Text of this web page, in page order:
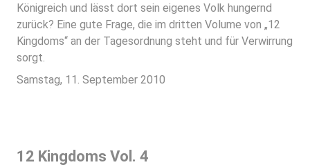
Königreich und lässt dort sein eigenes Volk hungernd
zurück? Eine gute Frage, die im dritten Volume von „12
Kingdoms“ an der Tagesordnung steht und für Verwirrung
sorgt.
Samstag, 11. September 2010
12 Kingdoms Vol. 4